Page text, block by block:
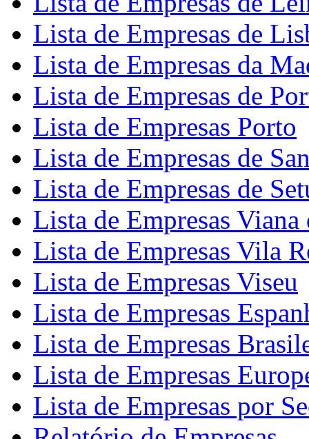
Lista de Empresas de
Lista de Empresas da
Lista de Empresas de
Lista de Empresas Porto
Lista de Empresas de
Lista de Empresas de
Lista de Empresas Viana
Lista de Empresas Vila
Lista de Empresas Viseu
Lista de Empresas
Lista de Empresas
Lista de Empresas
Lista de Empresas por